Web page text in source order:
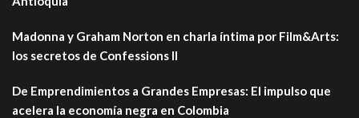
Madonna y Graham Norton en charla íntima por Film&Arts:
los secretos de Confessions II
De Emprendimientos a Grandes Empresas: El impulso que
acelera la economía negra en Colombia